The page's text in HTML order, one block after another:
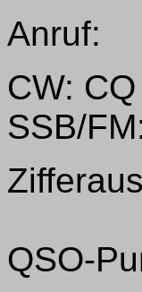
Anruf:
CW:
SSB/
QSO-